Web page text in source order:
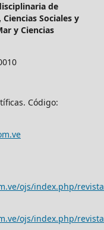
de
Sociales y
y Ciencias
Código:
ojs/index.php/
ojs/index.php/